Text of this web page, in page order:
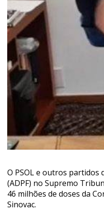
O PSOL e outros partidos
(ADPF) no Supremo
46 milhões de doses da
Sinovac.